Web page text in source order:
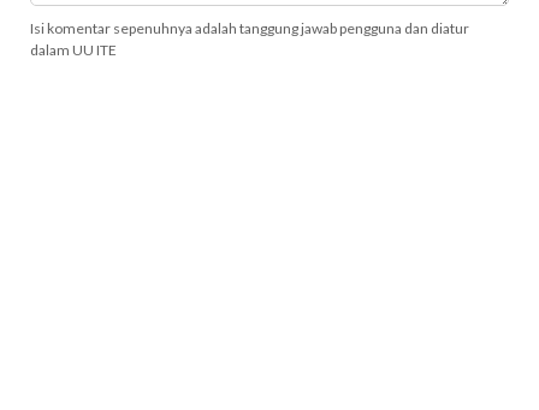
Isi komentar sepenuhnya adalah tanggung jawab pengguna dan diatur
dalam UU ITE